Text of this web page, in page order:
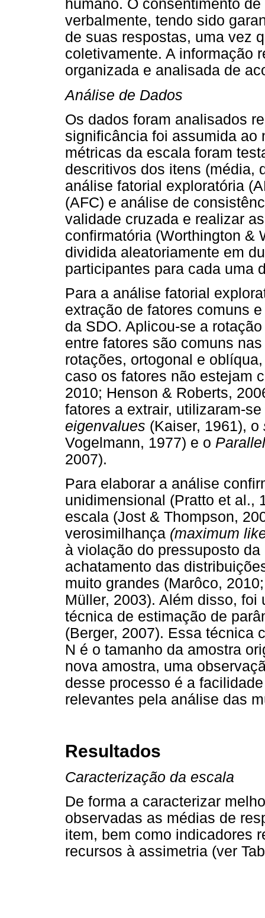
humano. O consentimento
verbalmente, tendo sido
de suas respostas, uma vez
coletivamente. A informação
organizada e analisada de
Análise de Dados
Os dados foram analisados
significância foi assumida ao
métricas da escala foram
descritivos dos itens (média,
análise fatorial exploratória
(AFC) e análise de
validade cruzada e realizar
confirmatória (Worthington &
dividida aleatoriamente em
participantes para cada uma
Para a análise fatorial
extração de fatores comuns
da SDO. Aplicou-se a
entre fatores são comuns
rotações, ortogonal e
caso os fatores não estejam
2010; Henson & Roberts,
fatores a extrair, utilizaram-
eigenvalues (Kaiser, 1961), o
Vogelmann, 1977) e o
2007).
Para elaborar a análise
unidimensional (Pratto et al.,
escala (Jost & Thompson,
verosimilhança (maximum
à violação do pressuposto
achatamento das
muito grandes (Marôco,
Müller, 2003). Além disso,
técnica de estimação de
(Berger, 2007). Essa técnica
N é o tamanho da amostra
nova amostra, uma
desse processo é a
relevantes pela análise das
Resultados
Caracterização da escala
De forma a caracterizar
observadas as médias de
item, bem como indicadores
recursos à assimetria (ver